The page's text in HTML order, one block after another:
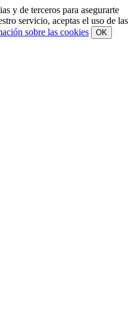
y de terceros para asegurarte
servicio, aceptas el uso de las
sobre las cookies OK